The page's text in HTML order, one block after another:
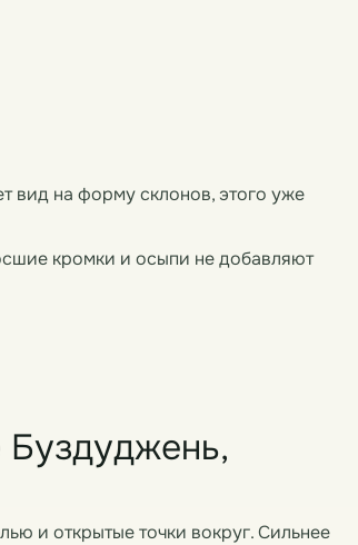
вид на форму склонов, этого уже
кромки и осыпи не добавляют
и открытые точки вокруг. Сильнее